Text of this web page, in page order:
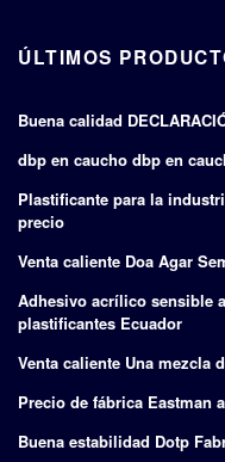
ÚLTIMOS
Buena calidad
dbp en caucho dbp en
Plastificante para la
precio
Venta caliente Doa Agar
Adhesivo acrílico sensible
plastificantes Ecuador
Venta caliente Una mezcla
Precio de fábrica Eastman
Buena estabilidad Dotp